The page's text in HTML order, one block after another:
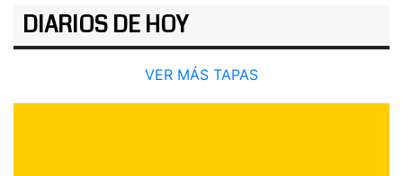
DIARIOS DE HOY
VER MÁS TAPAS